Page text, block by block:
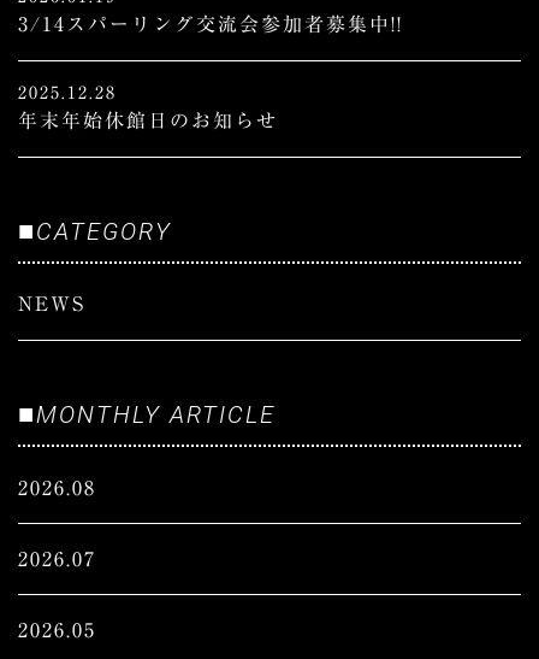
3/14スパーリング交流会参加者募集中!!
2025.12.28
年末年始休館日のお知らせ
■CATEGORY
NEWS
■MONTHLY ARTICLE
2026.08
2026.07
2026.05